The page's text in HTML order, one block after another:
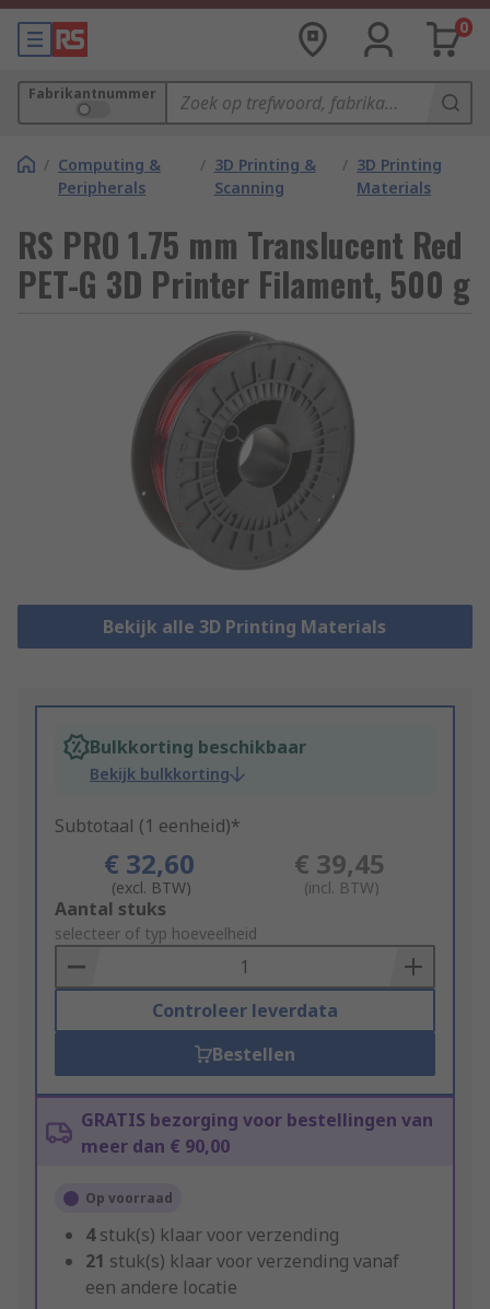
0
Fabrikantnummer
/ Computing &
Peripherals
/ 3D Printing &
Scanning
/ 3D Printing
Materials
RS PRO 1.75 mm Translucent Red
PET-G 3D Printer Filament, 500 g
Bekijk alle 3D Printing Materials
Bulkkorting beschikbaar
Bekijk bulkkorting
Subtotaal (1 eenheid)*
€ 32,60
(excl. BTW)
€ 39,45
(incl. BTW)
Add
to
Basket
Aantal stuks
selecteer of typ hoeveelheid
Controleer leverdata
Bestellen
GRATIS bezorging voor bestellingen van
meer dan € 90,00
Op voorraad
4stuk(s) klaar voor verzending
21 stuk(s) klaar voor verzending vanaf
een andere locatie